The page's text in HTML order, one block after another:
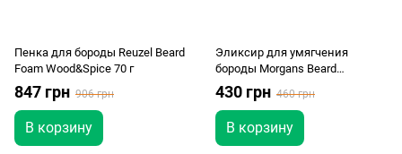
Пенка для бороды Reuzel Beard
Foam Wood&Spice 70 г
847 грн 906 грн
В корзину
Эликсир для умягчения
бороды Morgans Beard
Softening Elixir 15мл
430 грн 460 грн
В корзину